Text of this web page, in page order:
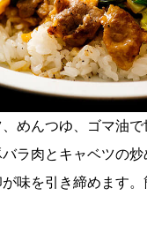
めんつゆ、ゴマ油
ラ肉とキャベツの
味を引き締めます